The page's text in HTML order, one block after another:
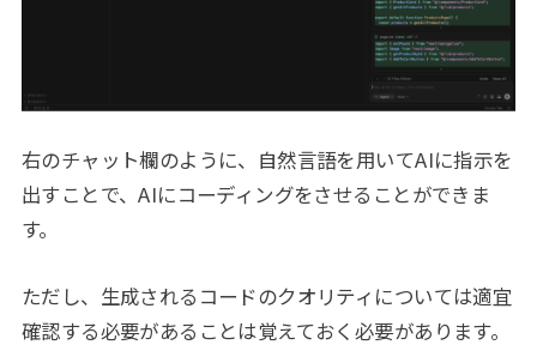
右のチャット欄のように、自然言語を用いてAIに指示を
出すことで、AIにコーディングをさせることができま
す。
ただし、生成されるコードのクオリティについては適宜
確認する必要があることは覚えておく必要があります。